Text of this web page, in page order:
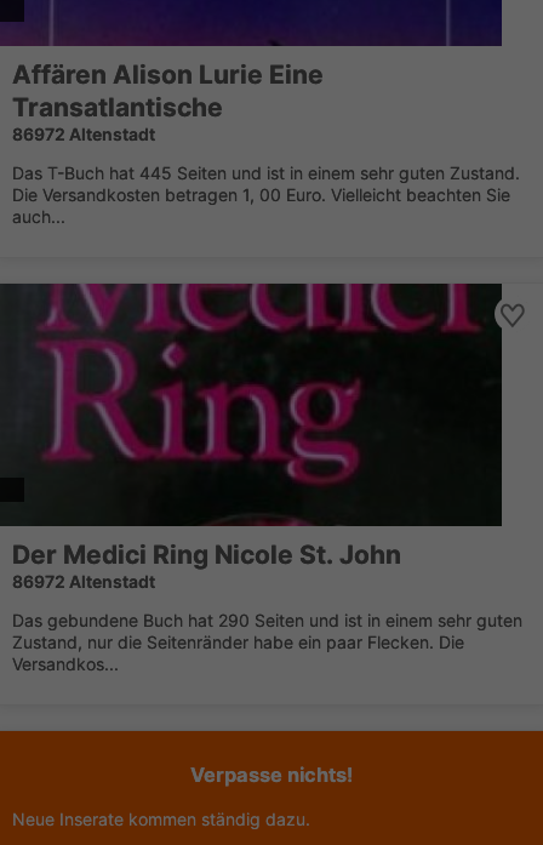
Affären Alison Lurie Eine
Transatlantische
86972 Altenstadt
Das T-Buch hat 445 Seiten und ist in einem sehr guten Zustand.
Die Versandkosten betragen 1, 00 Euro. Vielleicht beachten Sie
auch...
Der Medici Ring Nicole St. John
86972 Altenstadt
Das gebundene Buch hat 290 Seiten und ist in einem sehr guten
Zustand, nur die Seitenränder habe ein paar Flecken. Die
Versandkos...
Verpasse nichts!
Neue Inserate kommen ständig dazu.